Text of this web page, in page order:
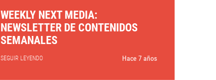
WEEKLY NEXT MEDIA:
NEWSLETTER DE CONTENIDOS
SEMANALES
SEGUIR LEYENDO Hace 7 años